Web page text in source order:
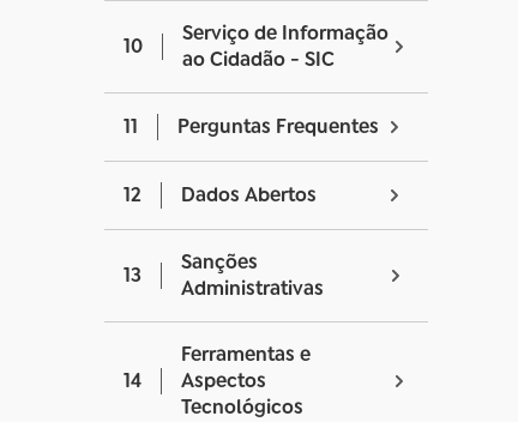
10
Serviço de Informação
ao Cidadão - SIC
11 Perguntas Frequentes
12 Dados Abertos
13
Sanções
Administrativas
14
Ferramentas e
Aspectos
Tecnológicos